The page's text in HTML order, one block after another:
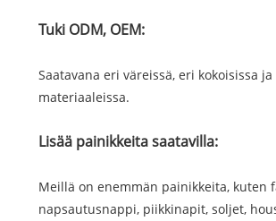
Tuki ODM, OEM:
Saatavana eri väreissä, eri kokoisissa ja
materiaaleissa.
Lisää painikkeita saatavilla:
Meillä on enemmän painikkeita, kuten
napsautusnappi, piikkinapit, soljet,